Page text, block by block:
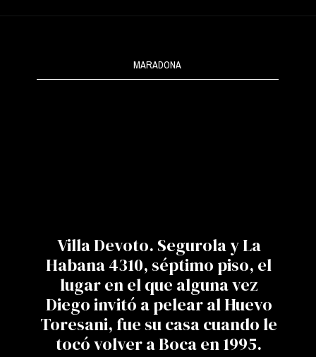
Villa Devoto. Segurola y La
Habana 4310, séptimo piso, el
lugar en el que alguna vez
Diego invitó a pelear al Huevo
Toresani, fue su casa cuando le
tocó volver a Boca en 1995.
MARADONA